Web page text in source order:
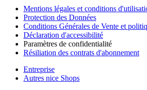
Mentions légales et conditions
Protection des Données
Conditions Générales de Vente et
Déclaration d'accessibilité
Paramètres de confidentialité
Résiliation des contrats d'abonnement
Entreprise
Autres nice Shops